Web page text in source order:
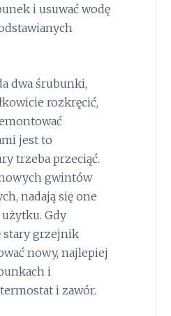
i usuwać wodę
dwa śrubunki,
rozkręcić,
jest to
trzeba przeciąć.
gwintów
nadają się one
Gdy
stary grzejnik
nowy, najlepiej
i
i zawór.